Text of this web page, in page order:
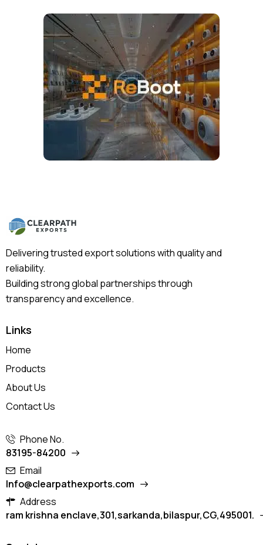
Delivering trusted export solutions with quality and
reliability.
Building strong global partnerships through
transparency and excellence.
Links
Home
Products
About Us
Contact Us
Phone No.
83195-84200
Email
Info@clearpathexports.com
Address
ram krishna enclave,301,sarkanda,bilaspur,CG,495001.